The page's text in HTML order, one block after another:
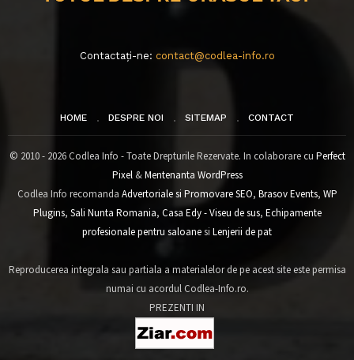
Contactați-ne: contact@codlea-info.ro
HOME DESPRE NOI SITEMAP CONTACT
© 2010 - 2026 Codlea Info - Toate Drepturile Rezervate. In colaborare cu Perfect
Pixel&Mentenanta WordPress
Codlea Info recomanda Advertoriale si Promovare SEO, Brasov Events, WP
Plugins, Sali Nunta Romania, Casa Edy - Viseu de sus, Echipamente
profesionale pentru saloanesi Lenjerii de pat
Reproducerea integrala sau partiala a materialelor de pe acest site este permisa
numai cu acordul Codlea-Info.ro.
PREZENTI IN